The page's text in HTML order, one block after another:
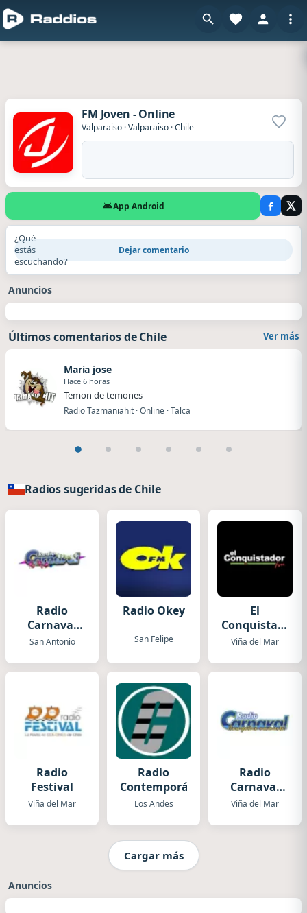
FM Joven - Online
Valparaiso ·Valparaiso ·Chile
App Android
¿Qué
estás
escuchando?
Dejar comentario
Anuncios
Últimos comentarios de Chile Ver más
Maria jose
Hace 6 horas
Temon de temones
Radio Tazmaniahit · Online · Talca
Radios sugeridas de Chile
Radio
Carnaval
San
San Antonio
Radio Okey
San Felipe
El
Conquistador
Viña del
Viña del Mar
Radio
Festival
Viña del Mar
Radio
Contemporánea
Los Andes
Radio
Carnaval
Viña del
Viña del Mar
Cargar más
Anuncios